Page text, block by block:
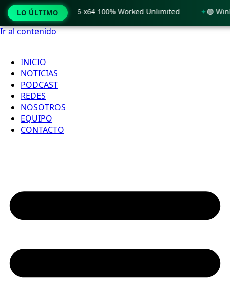
Ir al contenido
INICIO
NOTICIAS
PODCAST
REDES
NOSOTROS
EQUIPO
CONTACTO
LO ÚLTIMO
11 x86-x64 100% Worked Unlimited 🟢 WinRAR